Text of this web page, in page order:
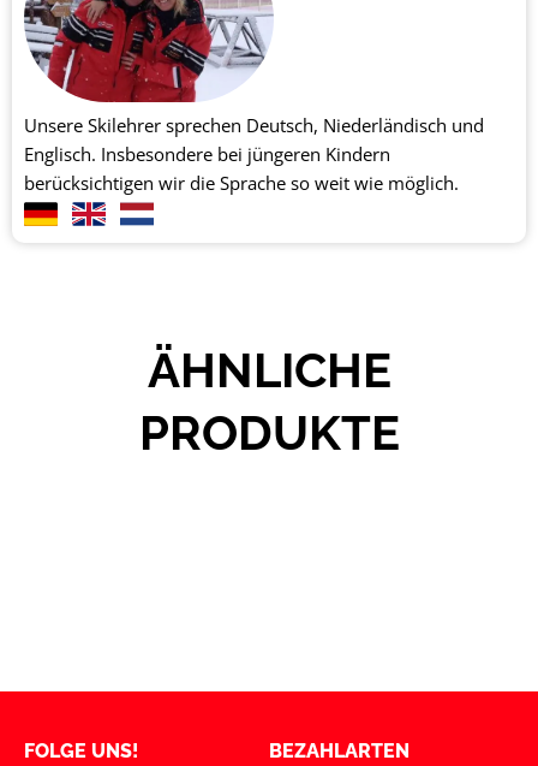
Unsere Skilehrer sprechen Deutsch, Niederländisch und
Englisch. Insbesondere bei jüngeren Kindern
berücksichtigen wir die Sprache so weit wie möglich.
ÄHNLICHE
PRODUKTE
FOLGE UNS! BEZAHLARTEN